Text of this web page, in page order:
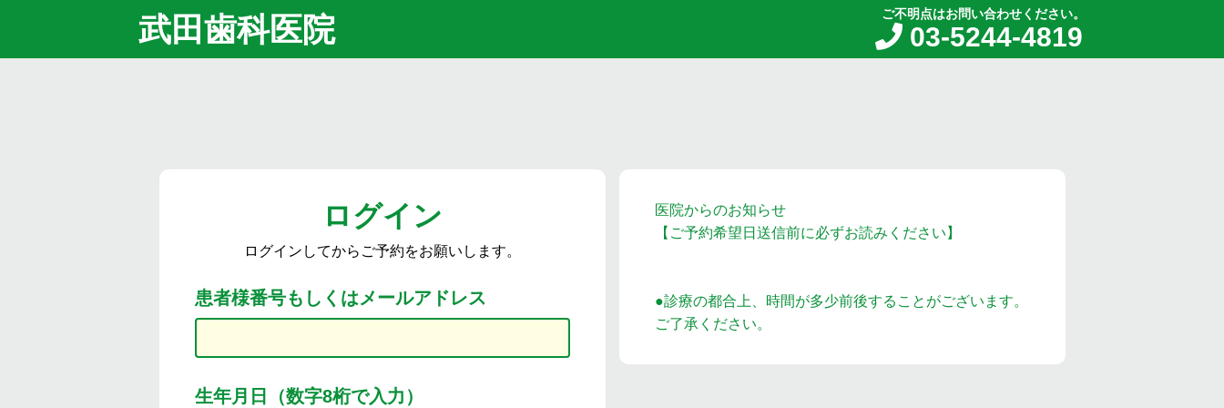
武田歯科医院 ご不明点はお問い合わせください。
03-5244-4819
医院からのお知らせ
【ご予約希望日送信前に必ずお読みください】
●診療の都合上、時間が多少前後することがございます。
ご了承ください。
ログイン
ログインしてからご予約をお願いします。
患者様番号もしくはメールアドレス
生年月日（数字8桁で入力）